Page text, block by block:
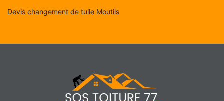
Devis changement de tuile Moutils